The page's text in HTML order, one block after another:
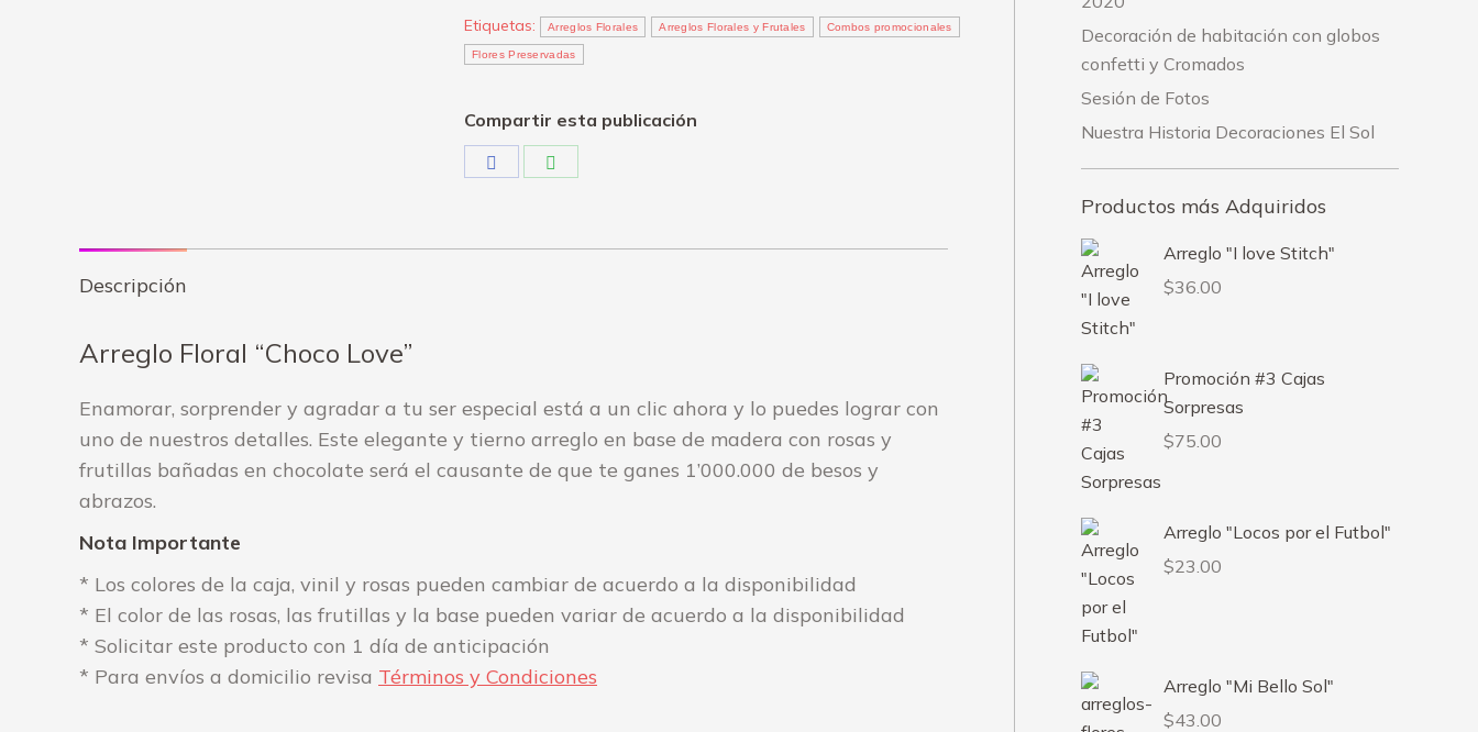
Etiquetas:
Arreglos Florales Arreglos Florales y Frutales Combos promocionales
Flores Preservadas
Compartir esta publicación
Descripción
Arreglo Floral “Choco Love”
Enamorar, sorprender y agradar a tu ser especial está a un clic ahora y lo puedes lograr con
uno de nuestros detalles. Este elegante y tierno arreglo en base de madera con rosas y
frutillas bañadas en chocolate será el causante de que te ganes 1’000.000 de besos y
abrazos.
Nota Importante
* Los colores de la caja, vinil y rosas pueden cambiar de acuerdo a la disponibilidad
* El color de las rosas, las frutillas y la base pueden variar de acuerdo a la disponibilidad
* Solicitar este producto con 1 día de anticipación
* Para envíos a domicilio revisa Términos y Condiciones
Decoración de habitación con globos
confetti y Cromados
Sesión de Fotos
Nuestra Historia Decoraciones El Sol
Productos más Adquiridos
Arreglo "I love Stitch"
$36.00
Promoción #3 Cajas
Sorpresas
$75.00
Arreglo "Locos por el Futbol"
$23.00
Arreglo "Mi Bello Sol"
$43.00